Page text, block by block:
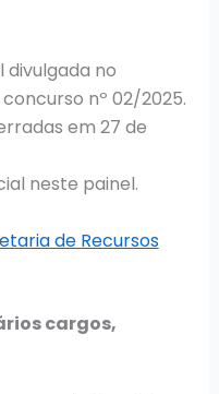
divulgada no
nº 02/2025.
em 27 de
neste painel.
de Recursos
cargos,